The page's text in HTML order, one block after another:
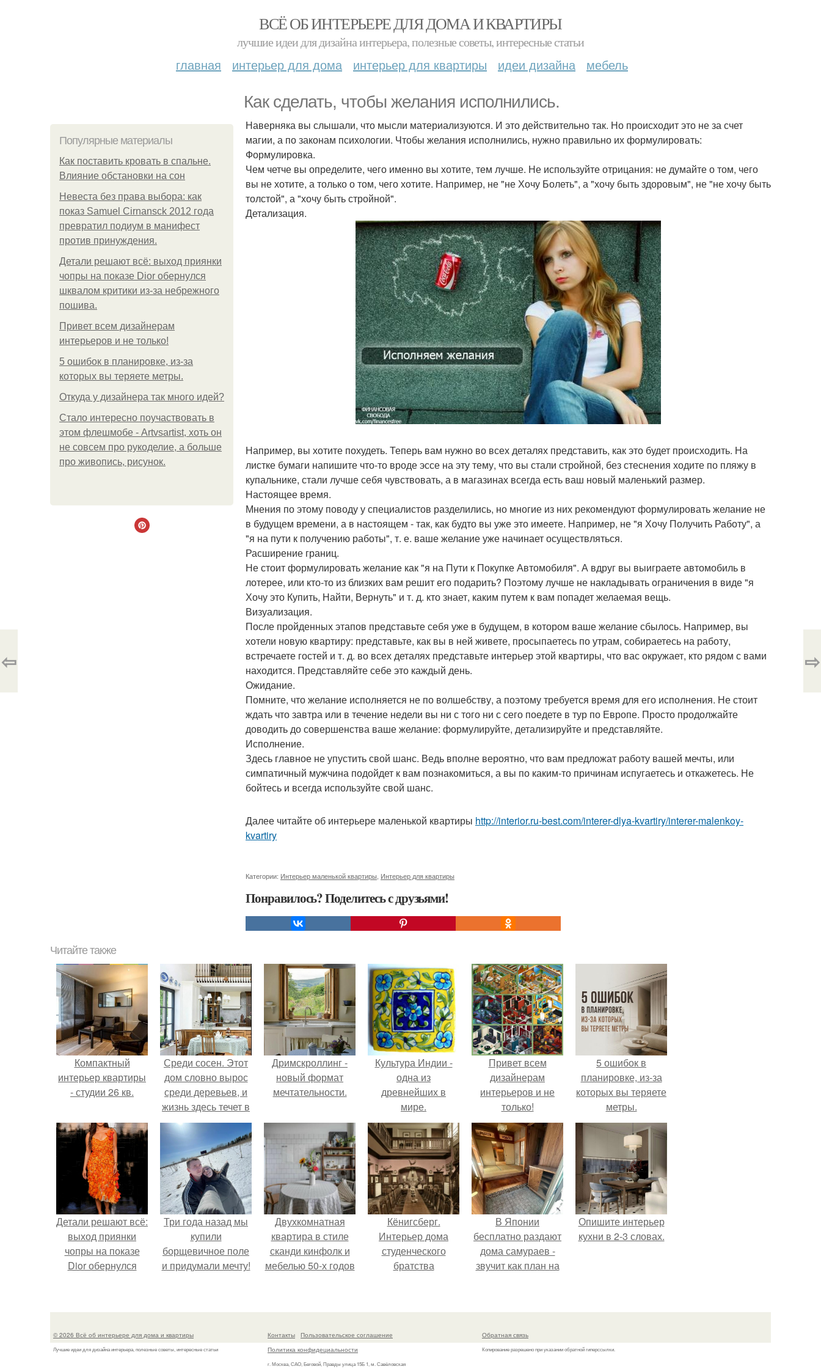
ВСЁ ОБ ИНТЕРЬЕРЕ ДЛЯ ДОМА И КВАРТИРЫ
лучшие идеи для дизайна интерьера, полезные советы, интересные статьи
главная интерьер для дома интерьер для квартиры идеи дизайна мебель
Как сделать, чтобы желания исполнились.
Популярные материалы
Как поставить кровать в спальне.
Влияние обстановки на сон
Невеста без права выбора: как
показ Samuel Cirnansck 2012 года
превратил подиум в манифест
против принуждения.
Детали решают всё: выход приянки
чопры на показе Dior обернулся
шквалом критики из-за небрежного
пошива.
Привет всем дизайнерам
интерьеров и не только!
5 ошибок в планировке, из-за
которых вы теряете метры.
Откуда у дизайнера так много идей?
Стало интересно поучаствовать в
этом флешмобе - Artvsartist, хоть он
не совсем про рукоделие, а больше
про живопись, рисунок.
Наверняка вы слышали, что мысли материализуются. И это действительно так. Но происходит это не за счет
магии, а по законам психологии. Чтобы желания исполнились, нужно правильно их формулировать:
Формулировка.
Чем четче вы определите, чего именно вы хотите, тем лучше. Не используйте отрицания: не думайте о том, чего
вы не хотите, а только о том, чего хотите. Например, не "не Хочу Болеть", а "хочу быть здоровым", не "не хочу быть
толстой", а "хочу быть стройной".
Детализация.
Например, вы хотите похудеть. Теперь вам нужно во всех деталях представить, как это будет происходить. На
листке бумаги напишите что-то вроде эссе на эту тему, что вы стали стройной, без стеснения ходите по пляжу в
купальнике, стали лучше себя чувствовать, а в магазинах всегда есть ваш новый маленький размер.
Настоящее время.
Мнения по этому поводу у специалистов разделились, но многие из них рекомендуют формулировать желание не
в будущем времени, а в настоящем - так, как будто вы уже это имеете. Например, не "я Хочу Получить Работу", а
"я на пути к получению работы", т. е. ваше желание уже начинает осуществляться.
Расширение границ.
Не стоит формулировать желание как "я на Пути к Покупке Автомобиля". А вдруг вы выиграете автомобиль в
лотерее, или кто-то из близких вам решит его подарить? Поэтому лучше не накладывать ограничения в виде "я
Хочу это Купить, Найти, Вернуть" и т. д. кто знает, каким путем к вам попадет желаемая вещь.
Визуализация.
После пройденных этапов представьте себя уже в будущем, в котором ваше желание сбылось. Например, вы
хотели новую квартиру: представьте, как вы в ней живете, просыпаетесь по утрам, собираетесь на работу,
встречаете гостей и т. д. во всех деталях представьте интерьер этой квартиры, что вас окружает, кто рядом с вами
находится. Представляйте себе это каждый день.
Ожидание.
Помните, что желание исполняется не по волшебству, а поэтому требуется время для его исполнения. Не стоит
ждать что завтра или в течение недели вы ни с того ни с сего поедете в тур по Европе. Просто продолжайте
доводить до совершенства ваше желание: формулируйте, детализируйте и представляйте.
Исполнение.
Здесь главное не упустить свой шанс. Ведь вполне вероятно, что вам предложат работу вашей мечты, или
симпатичный мужчина подойдет к вам познакомиться, а вы по каким-то причинам испугаетесь и откажетесь. Не
бойтесь и всегда используйте свой шанс.
Далее читайте об интерьере маленькой квартиры http://interior.ru-best.com/interer-dlya-kvartiry/interer-malenkoy-
kvartiry
Категории: Интерьер маленькой квартиры Интерьер для квартиры
Понравилось? Поделитесь с друзьями!
⇦ ⇨
Читайте также
Компактный
интерьер квартиры
- студии 26 кв.
Среди сосен. Этот
дом словно вырос
среди деревьев, и
жизнь здесь течет в
собственном ритме
- спокойно, без
спешки и лишнего
шума.
Дримскроллинг -
новый формат
мечтательности.
Культура Индии -
одна из
древнейших в
мире.
Привет всем
дизайнерам
интерьеров и не
только!
5 ошибок в
планировке, из-за
которых вы теряете
метры.
Детали решают всё:
выход приянки
чопры на показе
Dior обернулся
пошива.
Три года назад мы
купили
борщевичное поле
и придумали мечту!
Двухкомнатная
квартира в стиле
сканди кинфолк и
мебелью 50-х годов
Кёнигсберг.
Интерьер дома
студенческого
братства
В Японии
бесплатно раздают
дома самураев -
звучит как план на
Опишите интерьер
кухни в 2-3 словах.
© 2026 Всё об интерьере для дома и квартиры
Лучшие идеи для дизайна интерьера, полезные советы, интересные статьи
Контакты
Пользовательское соглашение
Политика конфидециальности
г. Москва, САО, Беговой, Правды улица 15Б 1, м. Савёловская
Обратная связь
Копирование разрешено при указании обратной гиперссылки.